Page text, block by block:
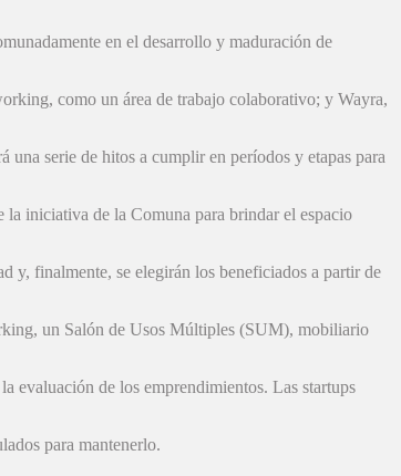
en el desarrollo y maduración de
como un área de trabajo colaborativo; y Wayra,
serie de hitos a cumplir en períodos y etapas para
iniciativa de la Comuna para brindar el espacio
y, finalmente, se elegirán los beneficiados a partir de
un Salón de Usos Múltiples (SUM), mobiliario
evaluación de los emprendimientos. Las startups
para mantenerlo.